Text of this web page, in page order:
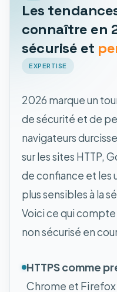
Les
connaître en
sécurisé et
EXPERTISE
2026 marque un
de sécurité et de
navigateurs
sur les sites HTTP,
de confiance et les
plus sensibles à la
Voici ce qui
non sécurisé en
HTTPS comme
Chrome et